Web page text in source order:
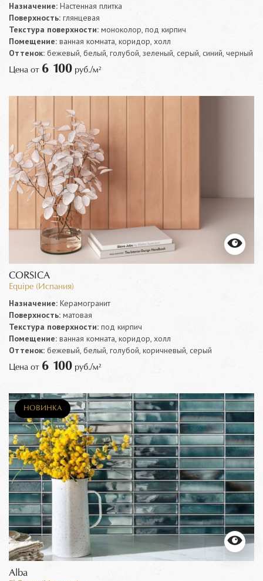
Назначение: Настенная плитка
Поверхность: глянцевая
Текстура поверхности: моноколор, под кирпич
Помещение: ванная комната, коридор, холл
Оттенок: бежевый, белый, голубой, зеленый, серый, синий, черный
Цена от 6 100 руб./м²
CORSICA
Equipe (Испания)
Назначение: Керамогранит
Поверхность: матовая
Текстура поверхности: под кирпич
Помещение: ванная комната, коридор, холл
Оттенок: бежевый, белый, голубой, коричневый, серый
Цена от 6 100 руб./м²
НОВИНКА
Alba